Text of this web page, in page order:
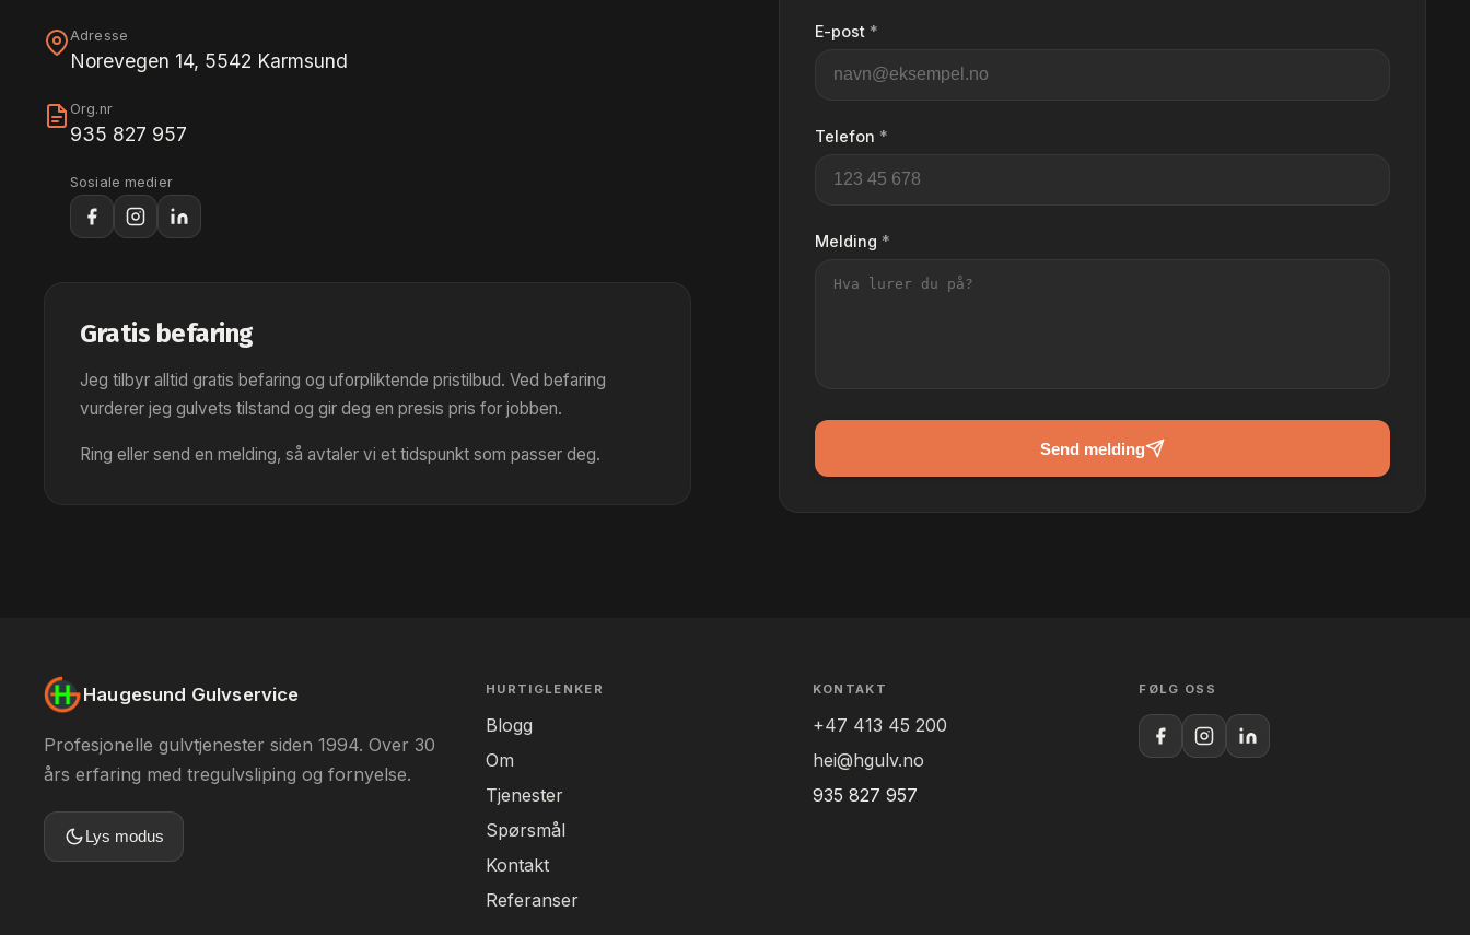
Adresse
Norevegen 14, 5542 Karmsund
Org.nr
935 827 957
Sosiale medier
Gratis befaring
Jeg tilbyr alltid gratis befaring og uforpliktende pristilbud. Ved befaring
vurderer jeg gulvets tilstand og gir deg en presis pris for jobben.
Ring eller send en melding, så avtaler vi et tidspunkt som passer deg.
E-post *
Telefon *
Melding *
Send melding
Haugesund Gulvservice
Profesjonelle gulvtjenester siden 1994. Over 30
års erfaring med tregulvsliping og fornyelse.
Lys modus
HURTIGLENKER
Blogg
Om
Tjenester
Spørsmål
Kontakt
Referanser
KONTAKT
+47 413 45 200
hei@hgulv.no
935 827 957
FØLG OSS